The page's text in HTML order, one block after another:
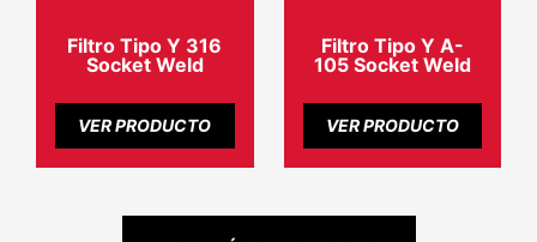
Filtro Tipo Y 316
Socket Weld
VER PRODUCTO
Filtro Tipo Y A-
105 Socket Weld
VER PRODUCTO